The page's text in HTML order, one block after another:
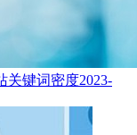
关键词密度2023-